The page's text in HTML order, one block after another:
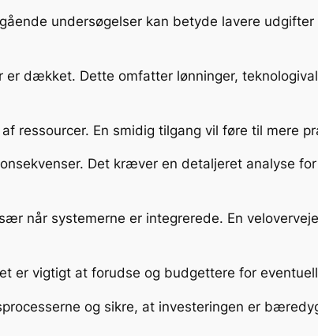
undersøgelser kan betyde lavere udgifter
dækket. Dette omfatter lønninger,
ressourcer. En smidig tilgang vil føre til mere
Det kræver en detaljeret analyse
når systemerne er integrerede. En
er vigtigt at forudse og budgettere for
og sikre, at investeringen er